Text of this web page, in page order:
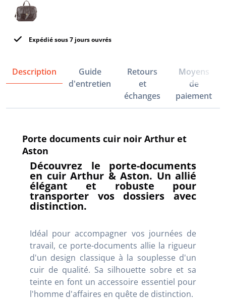
Expédié sous 7 jours ouvrés
Description
Guide
d'entretien
Retours
et
échanges
Moyens
de
paiement
Porte documents cuir noir Arthur et
Aston
Découvrez le porte-documents
en cuir Arthur & Aston. Un allié
élégant et robuste pour
transporter vos dossiers avec
distinction.
Idéal pour accompagner vos journées de
travail, ce porte-documents allie la rigueur
d'un design classique à la souplesse d'un
cuir de qualité. Sa silhouette sobre et sa
teinte en font un accessoire essentiel pour
l'homme d'affaires en quête de distinction.